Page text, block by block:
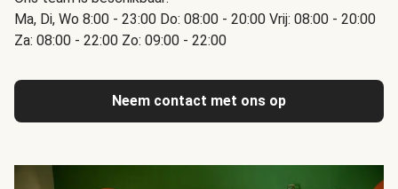
Ma, Di, Wo 8:00 - 23:00 Do: 08:00 - 20:00 Vrij: 08:00 - 20:00
Za: 08:00 - 22:00 Zo: 09:00 - 22:00
Neem contact met ons op